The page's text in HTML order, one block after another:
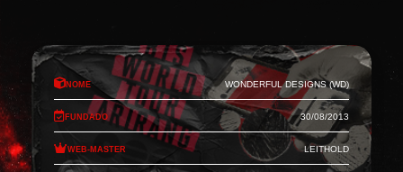
Nome Wonderful Designs (WD)
Fundado 30/08/2013
Web-Master Leithold